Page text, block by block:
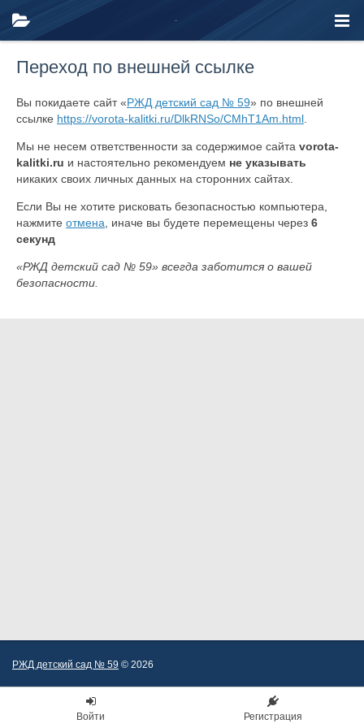
Переход по внешней ссылке
Вы покидаете сайт «РЖД детский сад № 59» по внешней
ссылке https://vorota-kalitki.ru/DlkRNSo/CMhT1Am.html
Мы не несем ответственности за содержимое сайта vorota-
kalitki.ru и настоятельно рекомендуем не указывать
никаких своих личных данных на сторонних сайтах.
Если Вы не хотите рисковать безопасностью компьютера,
нажмите отмена , иначе вы будете перемещены через 6
секунд
«РЖД детский сад № 59» всегда заботится о вашей
безопасности.
РЖД детский сад № 59 © 2026
Войти Регистрация